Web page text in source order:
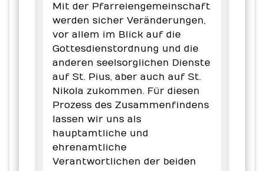
Mit der Pfarreiengemeinschaft
werden sicher Veränderungen,
vor allem im Blick auf die
Gottesdienstordnung und die
anderen seelsorglichen Dienste
auf St. Pius, aber auch auf St.
Nikola zukommen. Für diesen
Prozess des Zusammenfindens
lassen wir uns als
hauptamtliche und
ehrenamtliche
Verantwortlichen der beiden